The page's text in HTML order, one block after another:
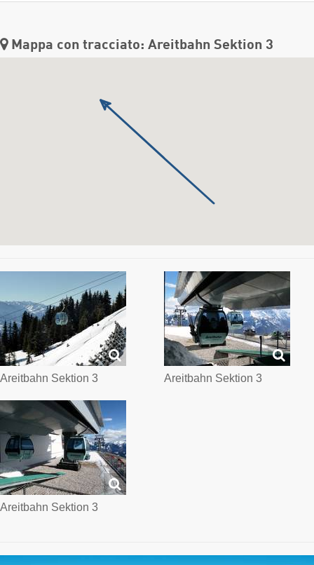
Mappa con tracciato: Areitbahn Sektion 3
Areitbahn Sektion 3 Areitbahn Sektion 3
Areitbahn Sektion 3